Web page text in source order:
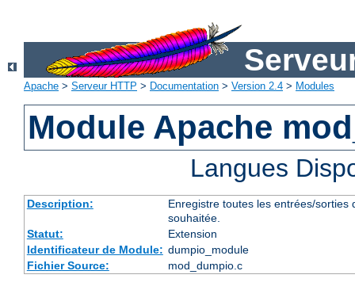
Apache > Serveur HTTP > Documentation > Version 2.4 > Modules
Module Apache
Langues
Description:
Enregistre toutes les entrées/
souhaitée.
Statut:
Extension
Identificateur de Module: dumpio_module
Fichier Source:
mod_dumpio.c